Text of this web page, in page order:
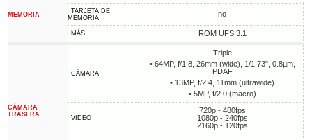
MEMORIA
TARJETA DE
MEMORIA
no
MÁS ROM UFS 3.1
CÁMARA
TRASERA
CÁMARA
Triple
• 64MP, f/1.8, 26mm (wide), 1/1.73", 0.8µm,
PDAF
• 13MP, f/2.4, 11mm (ultrawide)
• 5MP, f/2.0 (macro)
VIDEO
720p - 480fps
1080p - 240fps
2160p - 120fps